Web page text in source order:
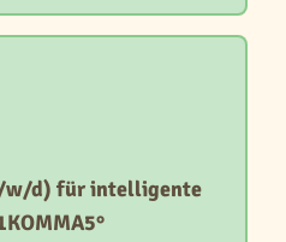
w/d) für intelligente